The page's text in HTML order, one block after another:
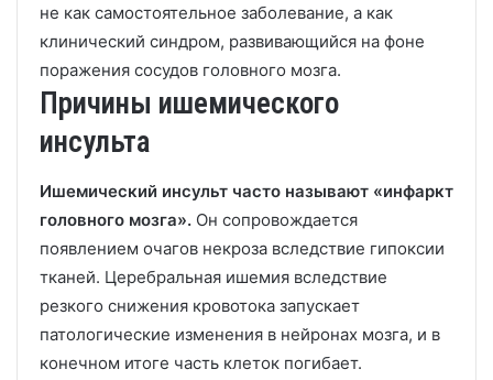
не как самостоятельное заболевание, а как
клинический синдром, развивающийся на фоне
поражения сосудов головного мозга.
Причины ишемического
инсульта
Ишемический инсульт часто называют «инфаркт
головного мозга». Он сопровождается
появлением очагов некроза вследствие гипоксии
тканей. Церебральная ишемия вследствие
резкого снижения кровотока запускает
патологические изменения в нейронах мозга, и в
конечном итоге часть клеток погибает.